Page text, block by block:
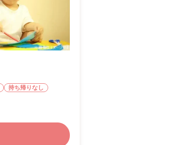
持ち帰りなし